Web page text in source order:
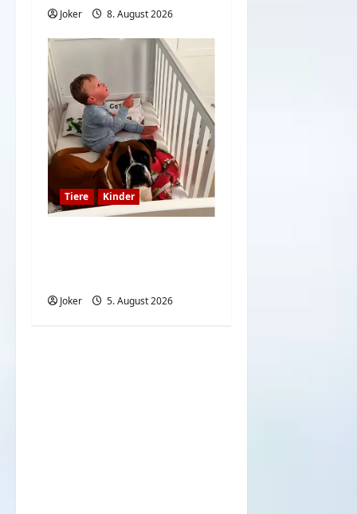
Joker 8. August 2026
Tiere Kinder
Joker 5. August 2026